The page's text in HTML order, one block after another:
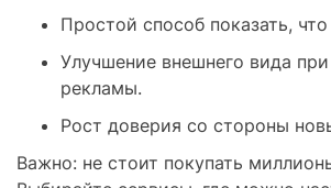
Простой способ показать,
Улучшение внешнего вида
рекламы.
Рост доверия со стороны
Важно: не стоит покупать